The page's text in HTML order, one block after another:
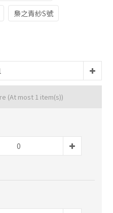
梟之青紗S號
(At most 1 item(s))